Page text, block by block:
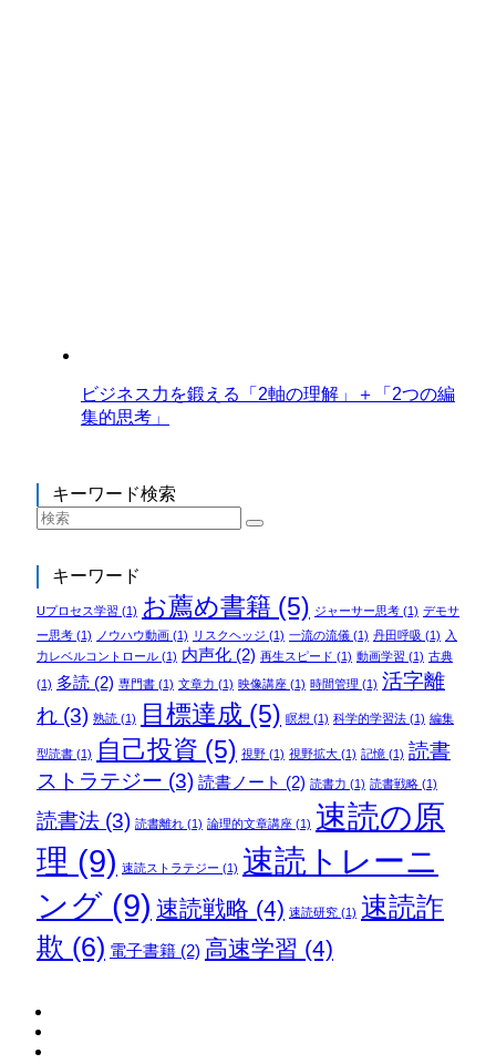
ビジネス力を鍛える「2軸の理解」＋「2つの編
集的思考」
キーワード検索
キーワード
Uプロセス学習 (1) お薦め書籍 (5) ジャーサー思考(1) デモサ
ー思考(1) ノウハウ動画(1) リスクヘッジ (1) 一流の流儀(1) 丹田呼吸 (1) 入
力レベルコントロール(1) 内声化(2) 再生スピード (1) 動画学習 (1) 古典
(1) 多読 (2) 専門書(1) 文章力 (1) 映像講座(1) 時間管理 (1) 活字離
れ(3) 熟読(1) 目標達成 (5) 瞑想 (1) 科学的学習法(1) 編集
型読書(1) 自己投資 (5) 視野(1) 視野拡大(1) 記憶(1) 読書
ストラテジー (3) 読書ノート (2) 読書力 (1) 読書戦略(1)
読書法(3) 読書離れ(1) 論理的文章講座(1) 速読の原
理 (9) 速読ストラテジー (1) 速読トレーニ
ング(9) 速読戦略 (4) 速読研究(1) 速読詐
欺 (6) 電子書籍(2) 高速学習 (4)